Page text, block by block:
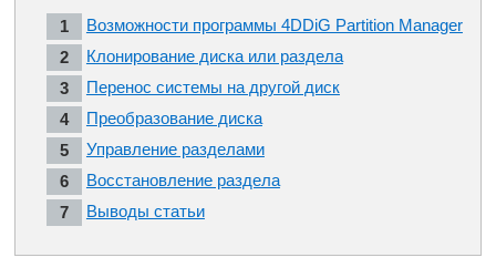
Возможности программы 4DDiG Partition Manager
Клонирование диска или раздела
Перенос системы на другой диск
Преобразование диска
Управление разделами
Восстановление раздела
Выводы статьи